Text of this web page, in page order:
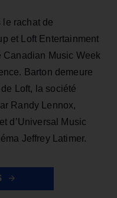
le rachat de
et Loft Entertainment
Canadian Music Week
Barton demeure
Loft, la société
Randy Lennox,
d’Universal Music
Jeffrey Latimer.